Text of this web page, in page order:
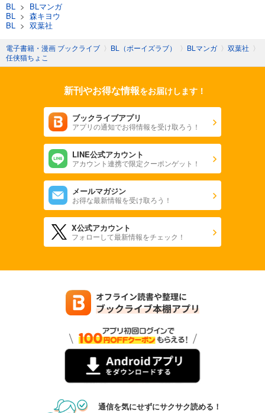
BL > BLマンガ
BL > 森キヨウ
BL > 双葉社
電子書籍・漫画 ブックライブ 〉 BL（ボーイズラブ） 〉 BLマンガ 〉 双葉社 〉
任侠猫ちょこ
新刊やお得な情報をお届けします！
ブックライブアプリ
アプリの通知でお得情報を受け取ろう！
LINE公式アカウント
アカウント連携で限定クーポンゲット！
メールマガジン
お得な最新情報を受け取ろう！
X公式アカウント
フォローして最新情報をチェック！
通信を気にせずにサクサク読める！